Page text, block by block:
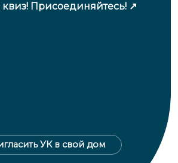
Присоединяйтесь!
УК в свой дом